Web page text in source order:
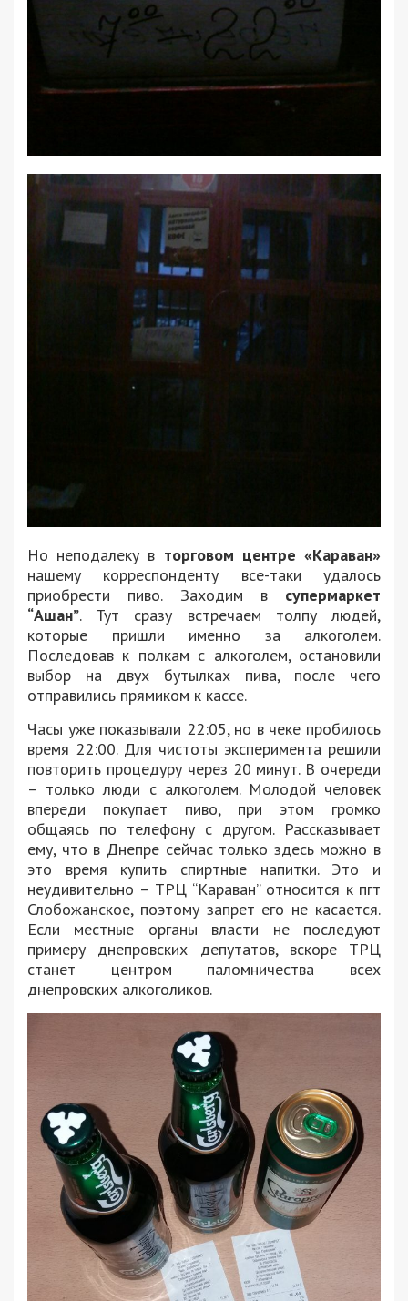
Но неподалеку в торговом центре «Караван»
нашему корреспонденту все-таки удалось
приобрести пиво. Заходим всупермаркет
“Ашан”. Тут сразу встречаем толпу людей,
которые пришли именно за алкоголем.
Последовав к полкам с алкоголем, остановили
выбор на двух бутылках пива, после чего
отправились прямиком к кассе.
Часы уже показывали 22:05, но в чеке пробилось
время 22:00. Для чистоты эксперимента решили
повторить процедуру через 20 минут. В очереди
– только люди с алкоголем. Молодой человек
впереди покупает пиво, при этом громко
общаясь по телефону с другом. Рассказывает
ему, что в Днепре сейчас только здесь можно в
это время купить спиртные напитки. Это и
неудивительно – ТРЦ “Караван” относится к пгт
Слобожанское, поэтому запрет его не касается.
Если местные органы власти не последуют
примеру днепровских депутатов, вскоре ТРЦ
станет центром паломничества всех
днепровских алкоголиков.